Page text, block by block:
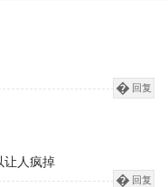
回复
让人疯掉
回复